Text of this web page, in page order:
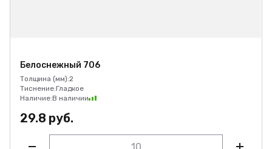
Белоснежный 706
Толщина (мм):2
Тиснение:Гладкое
Наличие:В наличии
29.8 руб.